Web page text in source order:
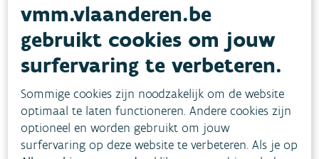
roest bruin kleurt, kan je het water het beste
laten analyseren. Als je gebruik maakt van
kraanwater
, contacteer je best eerstje
waterbedrijf. Je waterbedrijf kan het probleem
onderzoeken en nagaan of het probleem te
wijten is aan de openbare waterleiding of aan de
vmm.vlaanderen.be
gebruikt cookies om jouw
surfervaring te verbeteren.
Sommige cookies zijn noodzakelijk om de website
optimaal te laten functioneren. Andere cookies zijn
optioneel en worden gebruikt om jouw
surfervaring op deze website te verbeteren. Als je op